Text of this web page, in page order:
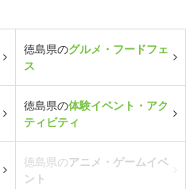
徳島県のグルメ・フードフェ
ス
徳島県の体験イベント・アク
ティビティ
徳島県のアニメ・ゲームイベ
ント